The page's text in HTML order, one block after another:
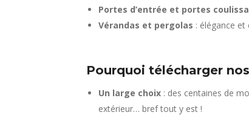
Portes d’entrée et portes
Vérandas et pergolas : élégance
Pourquoi télécharger
Un large choix : des centaines de
extérieur… bref tout y est !